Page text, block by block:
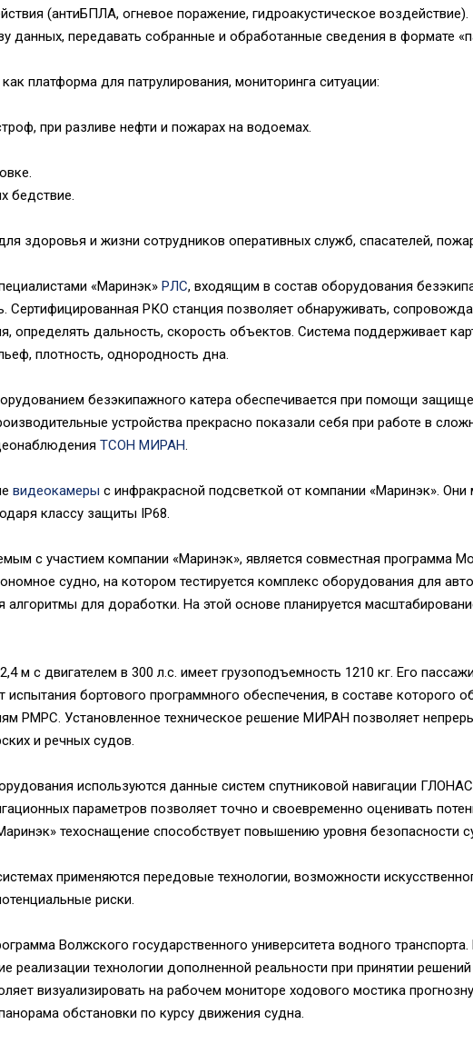
(антиБПЛА, огневое поражение, гидроакустическое воздействие).
данных, передавать собранные и обработанные сведения в формате
платформа для патрулирования, мониторинга ситуации:
при разливе нефти и пожарах на водоемах.
бедствие.
здоровья и жизни сотрудников оперативных служб, спасателей,
«Маринэк» РЛС, входящим в состав оборудования
Сертифицированная РКО станция позволяет обнаруживать,
определять дальность, скорость объектов. Система поддерживает
плотность, однородность дна.
безэкипажного катера обеспечивается при помощи
устройства прекрасно показали себя при работе в
ТСОН МИРАН.
видеокамеры с инфракрасной подсветкой от компании «Маринэк». Они
классу защиты IP68.
с участием компании «Маринэк», является совместная программа
судно, на котором тестируется комплекс оборудования для
алгоритмы для доработки. На этой основе планируется
м с двигателем в 300 л.с. имеет грузоподъемность 1210 кг. Его
испытания бортового программного обеспечения, в составе которого
РМРС. Установленное техническое решение МИРАН позволяет
и речных судов.
используются данные систем спутниковой навигации
параметров позволяет точно и своевременно оценивать
техоснащение способствует повышению уровня безопасности
применяются передовые технологии, возможности
риски.
Волжского государственного университета водного
реализации технологии дополненной реальности при принятии
визуализировать на рабочем мониторе ходового мостика
обстановки по курсу движения судна.